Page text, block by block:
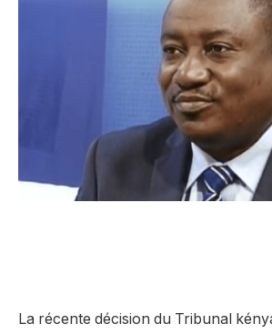
La récente décision du Tribunal